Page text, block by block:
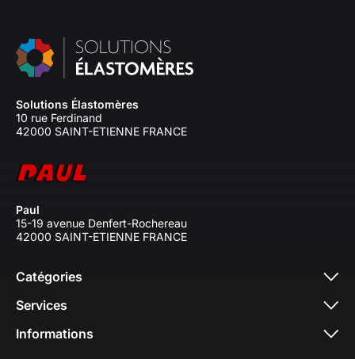
Solutions Élastomères
10 rue Ferdinand
42000 SAINT-ETIENNE FRANCE
Paul
15-19 avenue Denfert-Rochereau
42000 SAINT-ETIENNE FRANCE
Catégories
Services
Informations